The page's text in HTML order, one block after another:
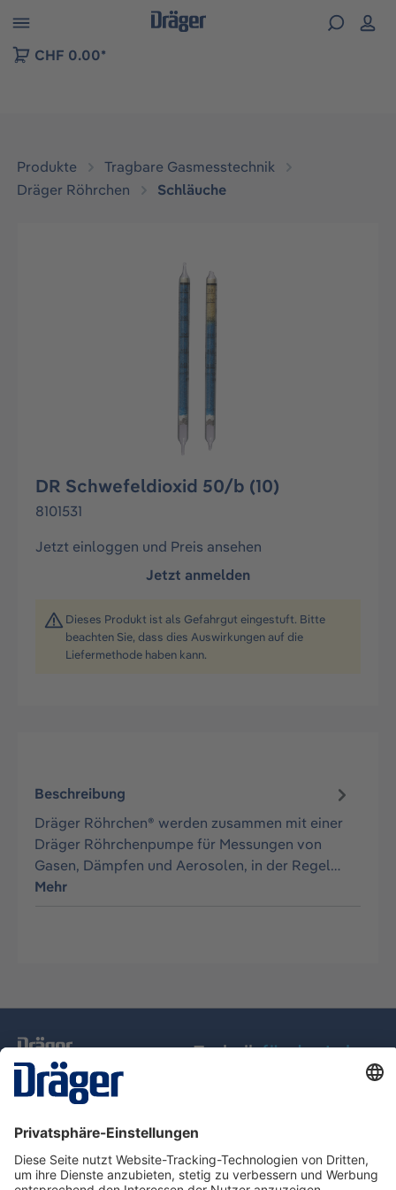
der B2B-Plattform springen
CHF 0.00*
Produkte
Tragbare Gasmesstechnik
Dräger Röhrchen
Schläuche
Bildergalerie überspringen
DR Schwefeldioxid 50/b (10)
8101531
Jetzt einloggen und Preis ansehen
Jetzt anmelden
Dieses Produkt ist als Gefahrgut eingestuft. Bitte
beachten Sie, dass dies Auswirkungen auf die
Liefermethode haben kann.
Beschreibung
Dräger Röhrchen® werden zusammen mit einer
Dräger Röhrchenpumpe für Messungen von
Gasen, Dämpfen und Aerosolen, in der Regel…
Mehr
Technikfür das Leben
Service-Hotline
Über Dräger